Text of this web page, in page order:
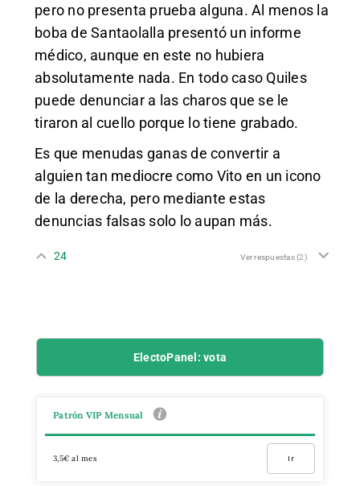
pero no presenta prueba alguna. Al menos la
boba de Santaolalla presentó un informe
médico, aunque en este no hubiera
absolutamente nada. En todo caso Quiles
puede denunciar a las charos que se le
tiraron al cuello porque lo tiene grabado.
Es que menudas ganas de convertir a
alguien tan mediocre como Vito en un icono
de la derecha, pero mediante estas
denuncias falsas solo lo aupan más.
24 Ver respuestas(2)
ElectoPanel: vota
Patrón VIP Mensual
3,5€ al mes Ir